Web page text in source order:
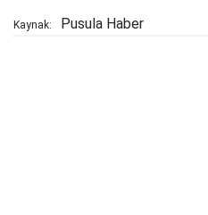
Kaynak: Pusula Haber